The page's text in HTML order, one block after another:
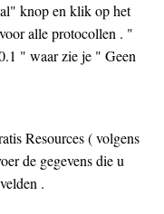
knop en klik op het
alle protocollen . "
" waar zie je " Geen
Resources ( volgens
de gegevens die u
.